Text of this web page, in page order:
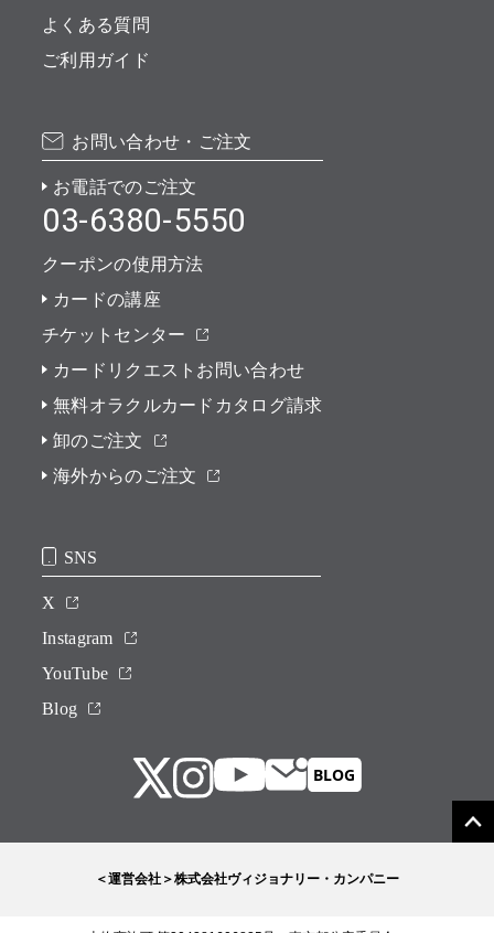
よくある質問
ご利用ガイド
お問い合わせ・ご注文
お電話でのご注文
03-6380-5550
クーポンの使用方法
カードの講座
チケットセンター
カードリクエストお問い合わせ
無料オラクルカードカタログ請求
卸のご注文
海外からのご注文
SNS
X
Instagram
YouTube
Blog
＜運営会社＞株式会社ヴィジョナリー・カンパニー